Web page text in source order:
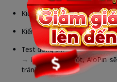
Kiểm tra remote
Kiểm tra lỗi thiết bị
Test dòng pin
→ Nếu pin còn tốt, AloPin sẽ
tránh lãng phí.